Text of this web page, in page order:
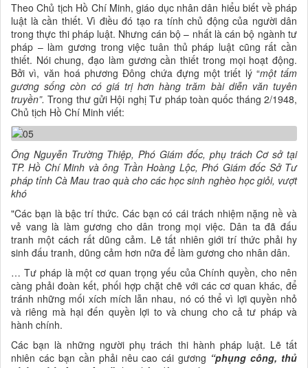
Theo Chủ tịch Hồ Chí Minh, giáo dục nhân dân hiểu biết về pháp
luật là cần thiết. Vì điều đó tạo ra tính chủ động của người dân
trong thực thi pháp luật. Nhưng cán bộ – nhất là cán bộ ngành tư
pháp – làm gương trong việc tuân thủ pháp luật cũng rất cần
thiết. Nói chung, đạo làm gương cần thiết trong mọi hoạt động.
Bởi vì, văn hoá phương Đông chứa đựng một triết lý “một tấm
gương sống còn có giá trị hơn hàng trăm bài diễn văn tuyên
truyền”. Trong thư gửi Hội nghị Tư pháp toàn quốc tháng 2/1948,
Chủ tịch Hồ Chí Minh viết:
Ông Nguyễn Trường Thiệp, Phó Giám đốc, phụ trách Cơ sở tại
TP. Hồ Chí Minh và ông Trần Hoàng Lộc, Phó Giám đốc Sở Tư
pháp tỉnh Cà Mau trao quà cho các học sinh nghèo học giỏi, vượt
khó
"Các bạn là bậc trí thức. Các bạn có cái trách nhiệm nặng nề và
vẻ vang là làm gương cho dân trong mọi việc. Dân ta đã đấu
tranh một cách rất dũng cảm. Lẽ tất nhiên giới trí thức phải hy
sinh đấu tranh, dũng cảm hơn nữa để làm gương cho nhân dân.
… Tư pháp là một cơ quan trọng yếu của Chính quyền, cho nên
càng phải đoàn kết, phối hợp chặt chẽ với các cơ quan khác, để
tránh những mối xích mích lẫn nhau, nó có thể vì lợi quyền nhỏ
và riêng mà hại đến quyền lợi to và chung cho cả tư pháp và
hành chính.
Các bạn là những người phụ trách thi hành pháp luật. Lẽ tất
nhiên các bạn cần phải nêu cao cái gương “phụng công, thủ